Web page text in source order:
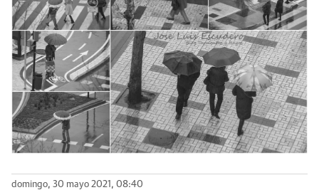
domingo, 30 mayo 2021, 08:40